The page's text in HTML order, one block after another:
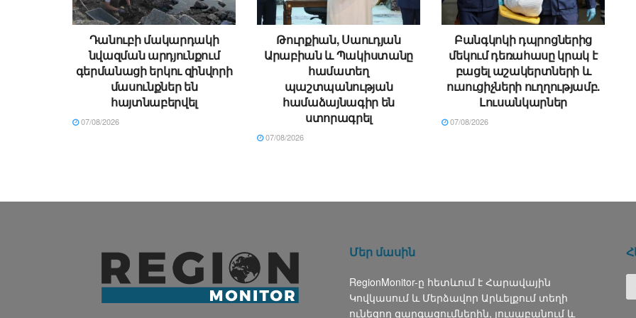
Դանուբի մակարդակի
նվազման արդյունքում
գերմանացի երկու զինվորի
մասունքներ են
հայտնաբերվել
07/08/2026
Թուրքիան, Սաուդյան
Արաբիան և Պակիստանը
համատեղ
պաշտպանության
համաձայնագիր են
ստորագրել
07/08/2026
Բանգկոկի դպրոցներից
մեկում դեռահասը կրակ է
բացել աշակերտների և
ուսուցիչների ուղղությամբ.
Լուսանկարներ
07/08/2026
Մեր մասին
RegionMonitor-ը հետևում է Հարավային
Կովկասում և Մերձավոր Արևելքում տեղի
ունեցող զարգացումներին, լուսաբանում և